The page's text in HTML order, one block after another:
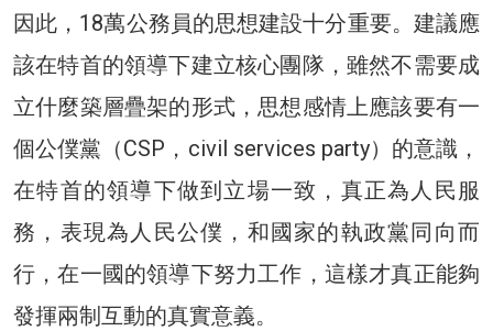
因此，18萬公務員的思想建設十分重要。建議應
該在特首的領導下建立核心團隊，雖然不需要成
立什麼築層疊架的形式，思想感情上應該要有一
個公僕黨（CSP，civil services party）的意識，
在特首的領導下做到立場一致，真正為人民服
務，表現為人民公僕，和國家的執政黨同向而
行，在一國的領導下努力工作，這樣才真正能夠
發揮兩制互動的真實意義。